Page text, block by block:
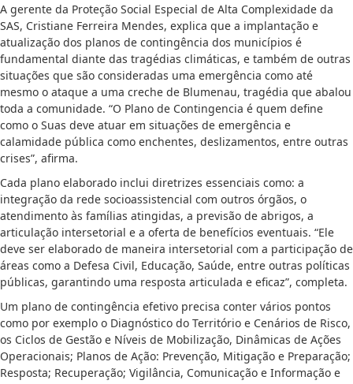
A gerente da Proteção Social Especial de Alta Complexidade da
SAS, Cristiane Ferreira Mendes, explica que a implantação e
atualização dos planos de contingência dos municípios é
fundamental diante das tragédias climáticas, e também de outras
situações que são consideradas uma emergência como até
mesmo o ataque a uma creche de Blumenau, tragédia que abalou
toda a comunidade. “O Plano de Contingencia é quem define
como o Suas deve atuar em situações de emergência e
calamidade pública como enchentes, deslizamentos, entre outras
crises”, afirma.
Cada plano elaborado inclui diretrizes essenciais como: a
integração da rede socioassistencial com outros órgãos, o
atendimento às famílias atingidas, a previsão de abrigos, a
articulação intersetorial e a oferta de benefícios eventuais. “Ele
deve ser elaborado de maneira intersetorial com a participação de
áreas como a Defesa Civil, Educação, Saúde, entre outras políticas
públicas, garantindo uma resposta articulada e eficaz”, completa.
Um plano de contingência efetivo precisa conter vários pontos
como por exemplo o Diagnóstico do Território e Cenários de Risco,
os Ciclos de Gestão e Níveis de Mobilização, Dinâmicas de Ações
Operacionais; Planos de Ação: Prevenção, Mitigação e Preparação;
Resposta; Recuperação; Vigilância, Comunicação e Informação e